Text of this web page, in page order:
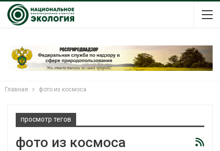
Главная фото из космоса
просмотр тегов
фото из космоса